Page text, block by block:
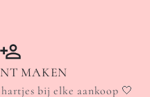
MAKEN
bij elke aankoop 🤍